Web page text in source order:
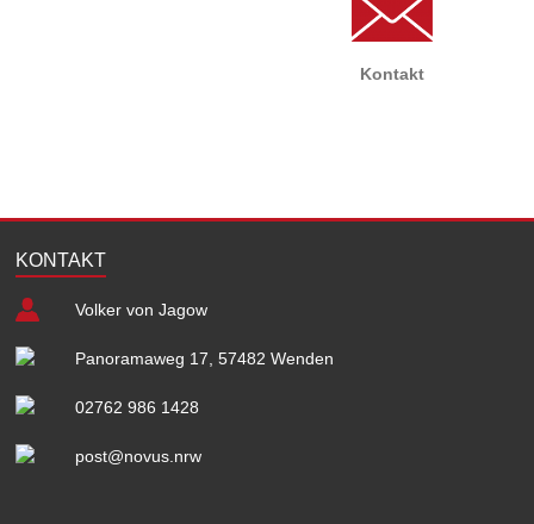
Kontakt
KONTAKT
Volker von Jagow
Panoramaweg 17, 57482 Wenden
02762 986 1428
post@novus.nrw